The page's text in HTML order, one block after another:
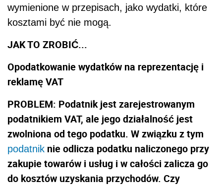
wymienione w przepisach, jako wydatki, które
kosztami być nie mogą.
JAK TO ZROBIĆ...
Opodatkowanie wydatków na reprezentację i
reklamę VAT
PROBLEM: Podatnik jest zarejestrowanym
podatnikiem VAT, ale jego działalność jest
zwolniona od tego podatku. W związku z tym
podatnik nie odlicza podatku naliczonego przy
zakupie towarów i usług i w całości zalicza go
do kosztów uzyskania przychodów. Czy